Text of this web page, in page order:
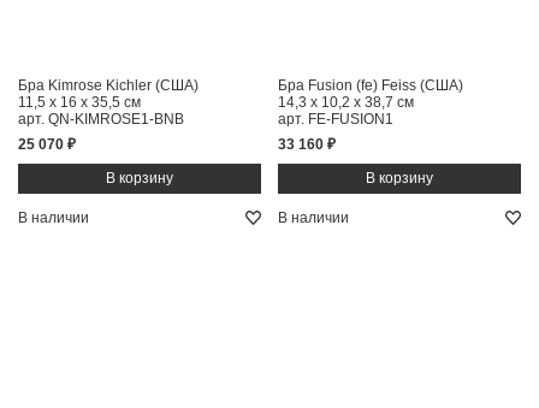
Бра Kimrose Kichler (США)
11,5 x 16 x 35,5 см
арт. QN-KIMROSE1-BNB
25 070 ₽
Бра Fusion (fe) Feiss (США)
14,3 x 10,2 x 38,7 см
арт. FE-FUSION1
33 160 ₽
В наличии В наличии